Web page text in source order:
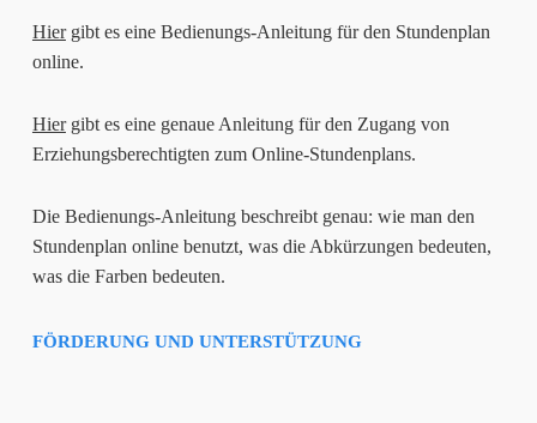
Hiergibt es eine Bedienungs-Anleitung für den Stundenplan
online.
Hiergibt es eine genaue Anleitung für den Zugang von
Erziehungsberechtigten zum Online-Stundenplans.
Die Bedienungs-Anleitung beschreibt genau: wie man den
Stundenplan online benutzt, was die Abkürzungen bedeuten,
was die Farben bedeuten.
FÖRDERUNG UND UNTERSTÜTZUNG